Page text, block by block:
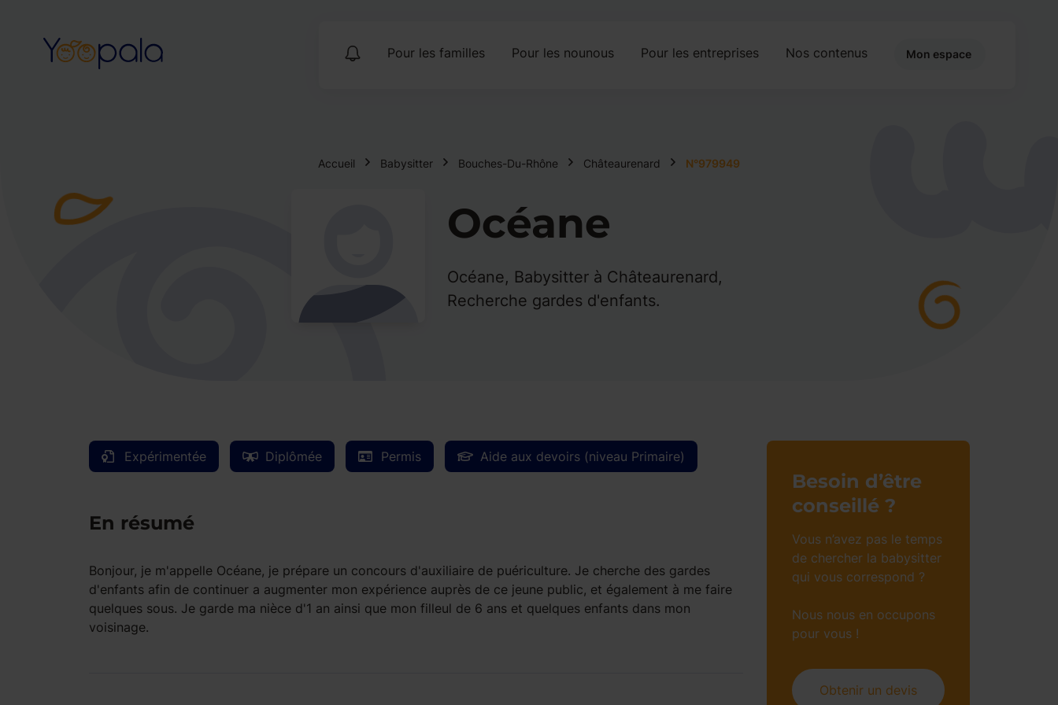
Pour les familles Pour les nounous Pour les entreprises Nos contenus Mon espace
Accueil Babysitter Bouches-Du-Rhône Châteaurenard N°979949
Océane
Océane, Babysitter à Châteaurenard,
Recherche gardes d'enfants.
Expérimentée Diplômée Permis Aide aux devoirs (niveau Primaire)
En résumé
Bonjour, je m'appelle Océane, je prépare un concours d'auxiliaire de puériculture. Je cherche des gardes
d'enfants afin de continuer a augmenter mon expérience auprès de ce jeune public, et également à me faire
quelques sous. Je garde ma nièce d'1 an ainsi que mon filleul de 6 ans et quelques enfants dans mon
voisinage.
Besoin d’être
conseillé ?
Vous n’avez pas le temps
de chercher la babysitter
qui vous correspond ?
Nous nous en occupons
pour vous !
Obtenir un devis